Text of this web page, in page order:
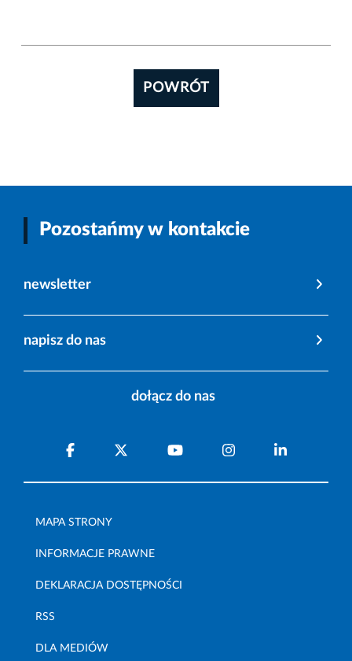
POWRÓT
Pozostańmy w kontakcie
newsletter
napisz do nas
dołącz do nas
MAPA STRONY
INFORMACJE PRAWNE
DEKLARACJA DOSTĘPNOŚCI
RSS
DLA MEDIÓW